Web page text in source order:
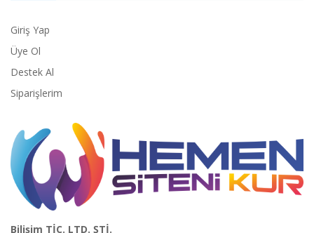
Giriş Yap
Üye Ol
Destek Al
Siparişlerim
Bilişim TİC. LTD. ŞTİ.